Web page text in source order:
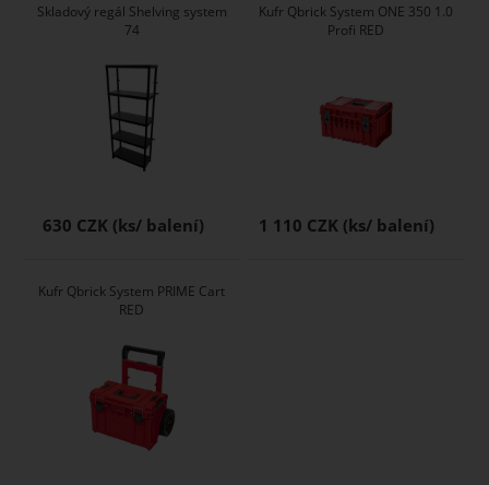
Skladový regál Shelving system
74
630 CZK
Kufr Qbrick System ONE 350 1.0
Profi RED
1 110 CZK
Kufr Qbrick System PRIME Cart
RED